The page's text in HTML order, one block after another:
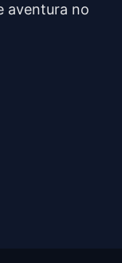
aventura no